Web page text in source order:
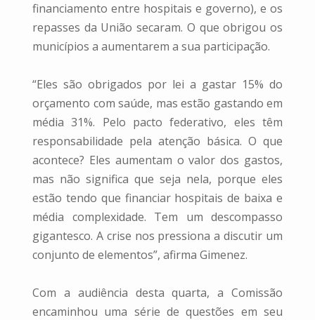
financiamento entre hospitais e governo), e os
repasses da União secaram. O que obrigou os
municípios a aumentarem a sua participação.
“Eles são obrigados por lei a gastar 15% do
orçamento com saúde, mas estão gastando em
média 31%. Pelo pacto federativo, eles têm
responsabilidade pela atenção básica. O que
acontece? Eles aumentam o valor dos gastos,
mas não significa que seja nela, porque eles
estão tendo que financiar hospitais de baixa e
média complexidade. Tem um descompasso
gigantesco. A crise nos pressiona a discutir um
conjunto de elementos”, afirma Gimenez.
Com a audiência desta quarta, a Comissão
encaminhou uma série de questões em seu